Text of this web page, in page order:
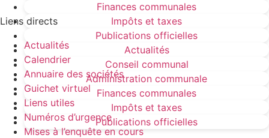
Finances communales
Impôts et taxes
Publications officielles
Actualités
Conseil communal
Administration communale
Finances communales
Impôts et taxes
Publications officielles
Liens directs
Actualités
Calendrier
Annuaire des sociétés
Guichet virtuel
Liens utiles
Numéros d’urgence
Mises à l’enquête en cours